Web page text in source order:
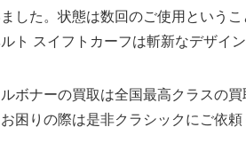
した。状態は数回のご使用という
ト スイフトカーフは斬新なデザイ
ボナーの買取は全国最高クラスの
困りの際は是非クラシックにご依頼